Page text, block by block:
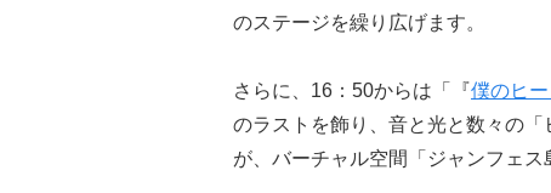
のステージを繰り広げます。
さらに、16：50からは「『僕のヒ
のラストを飾り、音と光と数々の
が、バーチャル空間「ジャンフェス